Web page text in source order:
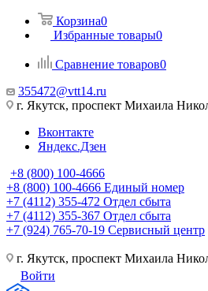
Корзина0
Избранные товары0
Сравнение товаров0
355472@vtt14.ru
г. Якутск, проспект Михаила
Вконтакте
Яндекс.Дзен
+8 (800) 100-4666
+8 (800) 100-4666 Единый номер
+7 (4112) 355-472 Отдел сбыта
+7 (4112) 355-367 Отдел сбыта
+7 (924) 765-70-19 Сервисный центр
г. Якутск, проспект Михаила
Войти